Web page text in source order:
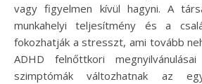
vagy figyelmen kívül hagyni. A
munkahelyi teljesítmény és a
fokozhatják a stresszt, ami tovább
ADHD felnőttkori
szimptómák változhatnak az